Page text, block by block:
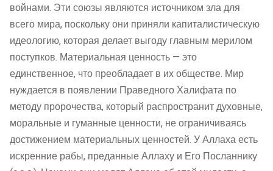
войнами. Эти союзы являются источником зла для
всего мира, поскольку они приняли капиталистическую
идеологию, которая делает выгоду главным мерилом
поступков. Материальная ценность — это
единственное, что преобладает в их обществе. Мир
нуждается в появлении Праведного Халифата по
методу пророчества, который распространит духовные,
моральные и гуманные ценности, не ограничиваясь
достижением материальных ценностей. У Аллаха есть
искренние рабы, преданные Аллаху и Его Посланнику